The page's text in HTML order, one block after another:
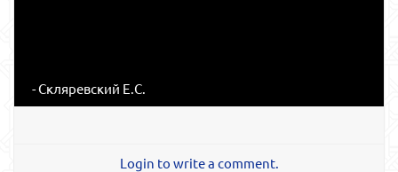
- Скляревский Е.С.
Login to write a comment.